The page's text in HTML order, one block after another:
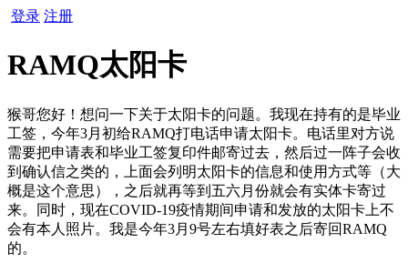
登录 注册
RAMQ太阳卡
猴哥您好！想问一下关于太阳卡的问题。我现在持有的是毕业
工签，今年3月初给RAMQ打电话申请太阳卡。电话里对方说
需要把申请表和毕业工签复印件邮寄过去，然后过一阵子会收
到确认信之类的，上面会列明太阳卡的信息和使用方式等（大
概是这个意思），之后就再等到五六月份就会有实体卡寄过
来。同时，现在COVID-19疫情期间申请和发放的太阳卡上不
会有本人照片。我是今年3月9号左右填好表之后寄回RAMQ
的。